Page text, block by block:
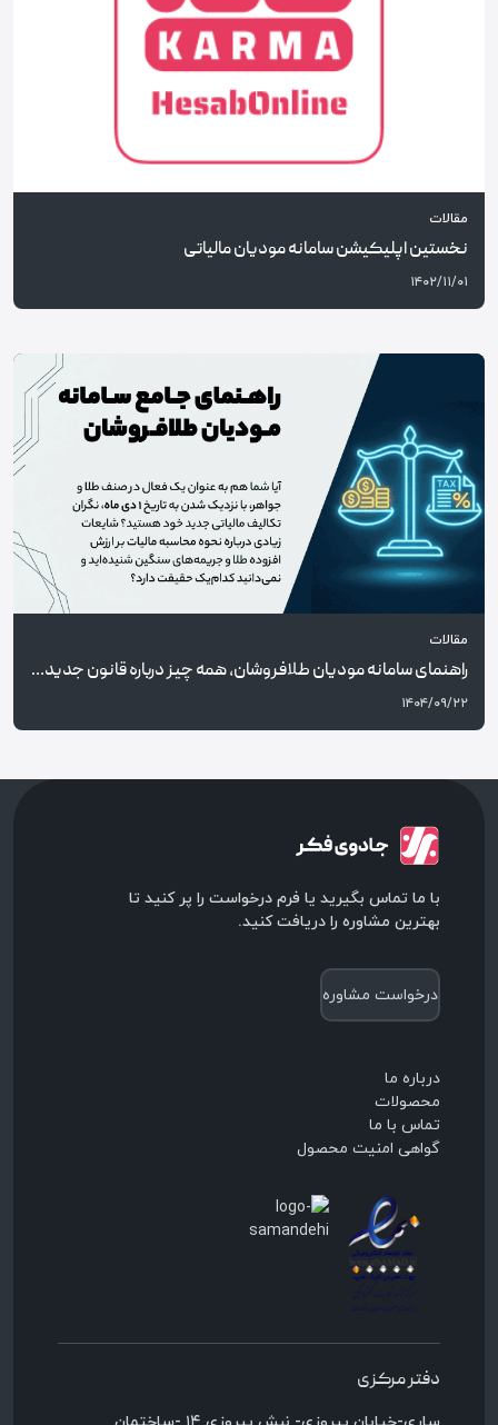
مقالات
نخستین اپلیکیشن سامانه مودیان مالیاتی
۱۴۰۲/۱۱/۰۱
مقالات
راهنمای سامانه مودیان طلافروشان، همه چیز درباره قانون جدید ۱ دی ماه ۱۴۰۴ و مالیات طلا
۱۴۰۴/۰۹/۲۲
با ما تماس بگیرید یا فرم درخواست را پر کنید تا
بهترین مشاوره را دریافت کنید.
درخواست مشاوره
درباره ما
محصولات
تماس با ما
گواهی امنیت محصول
دفتر مرکزی